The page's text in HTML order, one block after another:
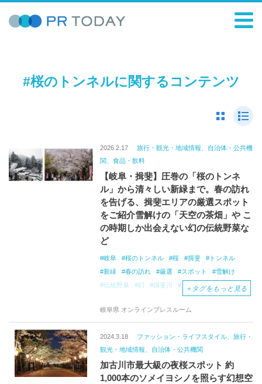
#桜のトンネルに関するコンテンツ
2026.2.17
旅行・観光・地域情報、自治体・公共機
関、食品・飲料
【岐阜・揖斐】圧巻の「桜のトンネ
ル」から清々しい新緑まで。春の訪れ
を告げる、揖斐エリアの厳選スポット
をご紹介雪解けの「天空の茶畑」や こ
の時期しか出会えない幻の伝統野菜な
ど
岐阜 桜のトンネル 桜 揖斐
トンネル
新緑
春の訪れ 厳選 スポット
雪解け
伝統野菜
幻 揖斐川 マチュピチュ
＋ タグをもっと見る
岐阜県 オンラインプレスルーム
2024.3.18
ファッション・ライフスタイル、旅行・
観光・地域情報、自治体・公共機関
加古川市最大級の夜桜スポット 約
1,000本のソメイヨシノを照らす幻想空